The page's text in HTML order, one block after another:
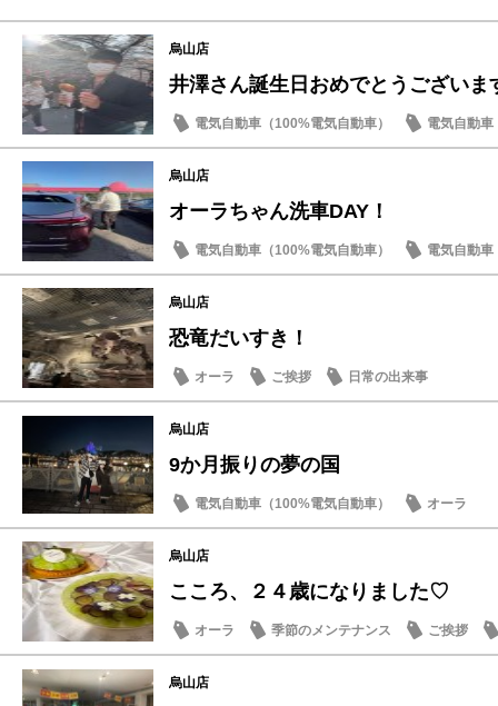
烏山店
井澤さん誕生日おめでとうございま
電気自動車（100%電気自動車）
電気自動車
ノート
オーラ
烏山店
オーラちゃん洗車DAY！
電気自動車（100%電気自動車）
電気自動車
オーラ
新車
烏山店
恐竜だいすき！
オーラ ご挨拶 日常の出来事
烏山店
9か月振りの夢の国
電気自動車（100%電気自動車） オーラ
烏山店
こころ、２４歳になりました♡
オーラ 季節のメンテナンス ご挨拶
烏山店